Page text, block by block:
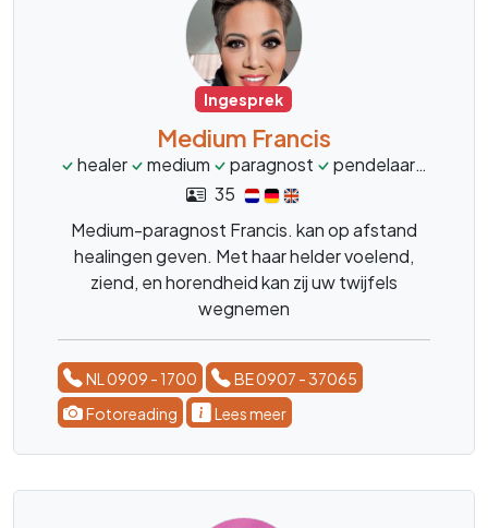
Ingesprek
Medium Francis
healer medium paragnost pendelaar
35
Medium-paragnost Francis. kan op afstand
healingen geven. Met haar helder voelend,
ziend, en horendheid kan zij uw twijfels
wegnemen
NL 0909 - 1700
BE 0907 - 37065
Fotoreading
Lees meer